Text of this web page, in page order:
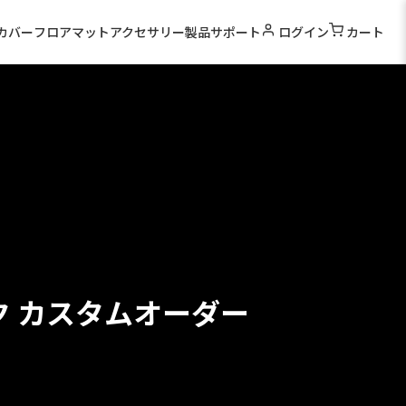
バーフロアマットアクセサリー製品サポート ログイン カート
カスタムオーダー